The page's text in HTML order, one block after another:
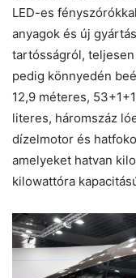
LED-es
anyagok és új
tartósságról,
pedig könnyedén
12,9 méteres,
literes, háromszáz
dízelmotor és
amelyeket hatvan
kilowattóra